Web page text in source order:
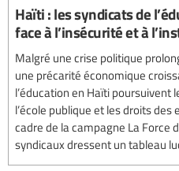
Haïti : les syndicats de
face à l’insécurité et à
Malgré une crise politique
une précarité économique
l’éducation en Haïti
l’école publique et les droits des
cadre de la campagne La Force
syndicaux dressent un tableau